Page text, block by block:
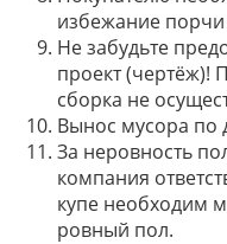
избежание
Не забудьте
проект (чертёж)!
сборка не
Вынос мусора по
За неровность
компания
купе необходим
ровный пол.